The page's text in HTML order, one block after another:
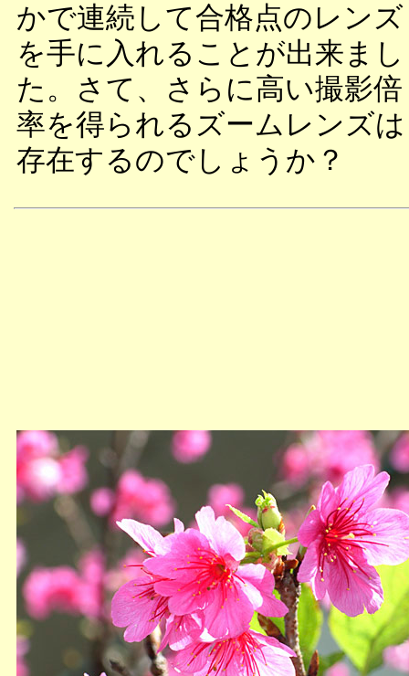
かで連続して合格点のレンズ
を手に入れることが出来まし
た。さて、さらに高い撮影倍
率を得られるズームレンズは
存在するのでしょうか？